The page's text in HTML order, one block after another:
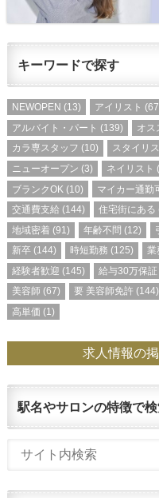
キーワードで探す
NEWOPEN (13) アイリスト
アルバイト・パート (139) オス
カラ専スタッフ (10) スタイリ
ニューオープン (3) ネイリスト
ブランクOK (10) マイカー通勤
交通費支給 (144) 住宅街にある
地域密着 (91) 年齢不問 (12)
新卒(144) 時短勤務 (125) 業
経験者歓迎 (145) 給与30万保証
美容師 (67) 要 美容師免許 (144)
高単価 (1)
求人情報の
駅名やサロンの特徴で